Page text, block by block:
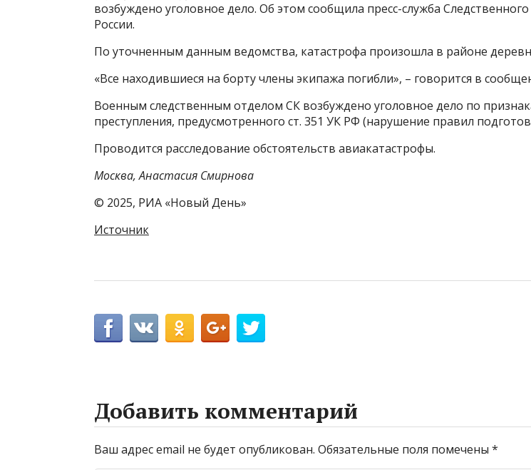
возбуждено уголовное дело. Об этом сообщила пресс-служба
России.
По уточненным данным ведомства, катастрофа произошла в районе
«Все находившиеся на борту члены экипажа погибли», – говорится в
Военным следственным отделом СК возбуждено уголовное дело по
преступления, предусмотренного ст. 351 УК РФ (нарушение правил
Проводится расследование обстоятельств авиакатастрофы.
Москва, Анастасия Смирнова
© 2025, РИА «Новый День»
Источник
Добавить комментарий
Ваш адрес email не будет опубликован. Обязательные поля помечены *